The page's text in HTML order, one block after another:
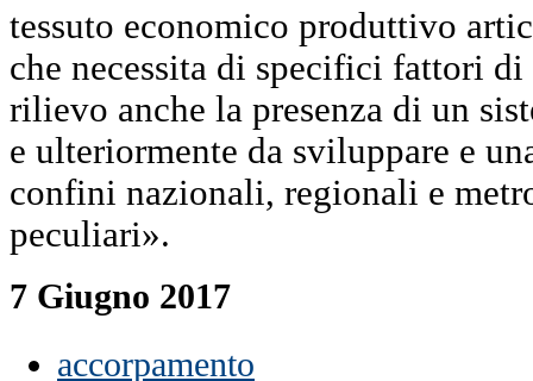
tessuto economico produttivo
che necessita di specifici fattori
rilievo anche la presenza di un
e ulteriormente da sviluppare e
confini nazionali, regionali e
peculiari».
7 Giugno 2017
accorpamento